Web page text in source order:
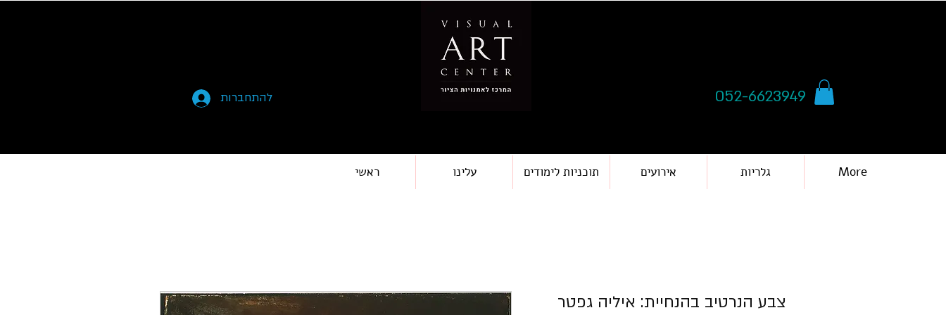
להתחברות 052-6623949
צבע הנרטיב בהנחיית: איליה גפטר
ראשי עלינו תוכניות לימודים אירועים גלריות More